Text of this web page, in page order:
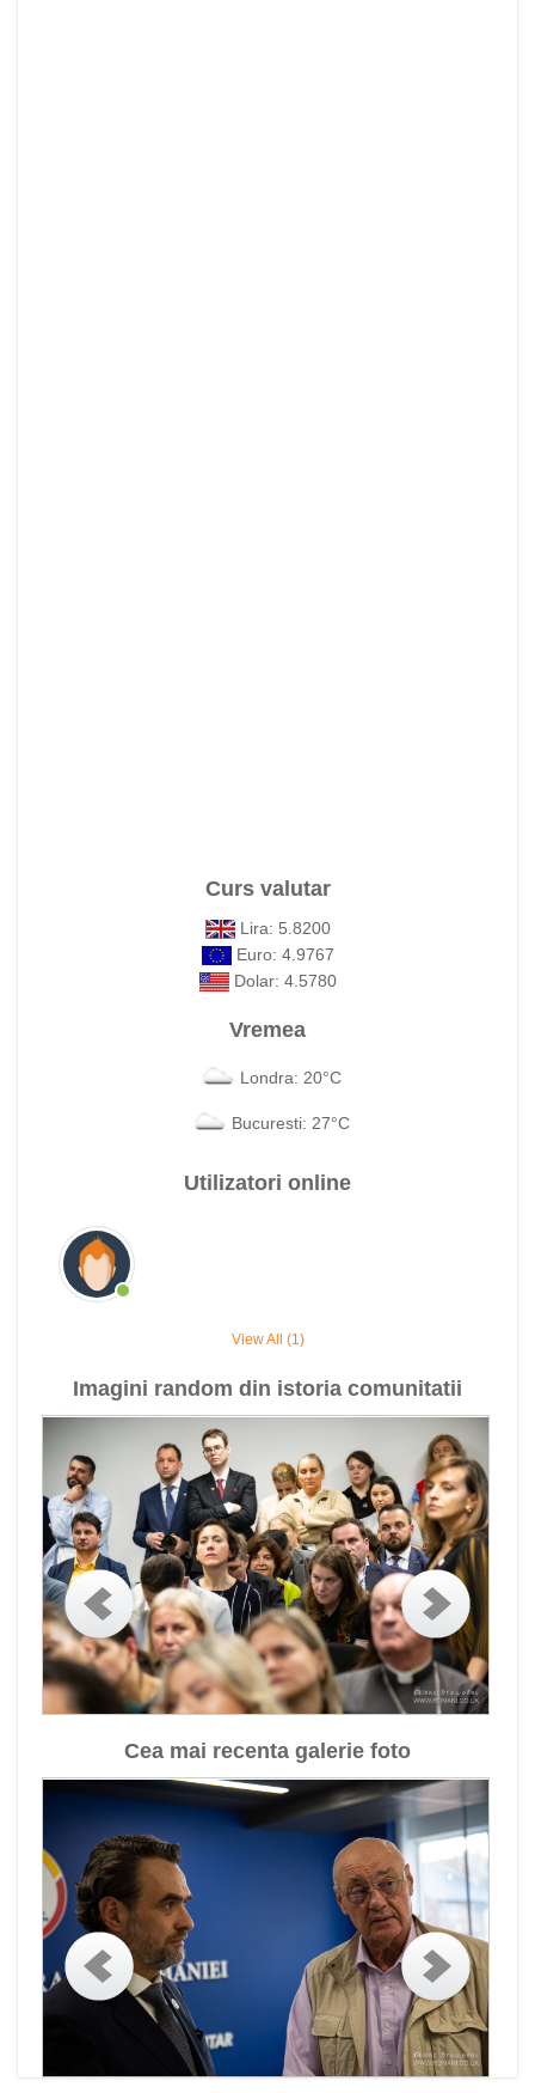
Curs valutar
Lira: 5.8200
Euro: 4.9767
Dolar: 4.5780
Vremea
Londra: 20°C
Bucuresti: 27°C
Utilizatori online
View All (1)
Imagini random din istoria comunitatii
Cea mai recenta galerie foto